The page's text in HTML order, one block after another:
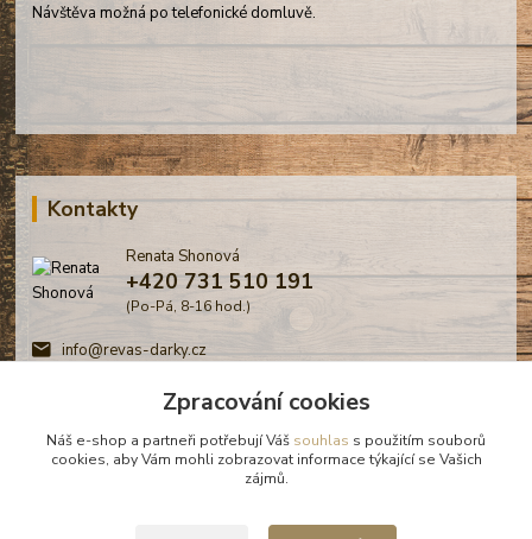
Návštěva možná po telefonické domluvě.
Kontakty
Renata Shonová
+420 731 510 191
(Po-Pá, 8-16 hod.)
info@revas-darky.cz
Zpracování cookies
Náš e-shop a partneři potřebují Váš souhlas s použitím souborů
cookies, aby Vám mohli zobrazovat informace týkající se Vašich
zájmů.